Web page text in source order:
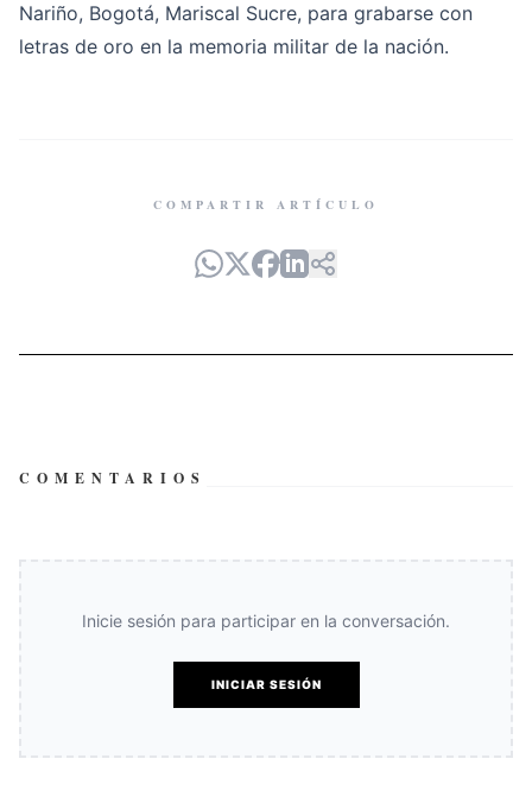
Nariño, Bogotá, Mariscal Sucre, para grabarse con
letras de oro en la memoria militar de la nación.
COMPARTIR ARTÍCULO
COMENTARIOS
Inicie sesión para participar en la conversación.
INICIAR SESIÓN